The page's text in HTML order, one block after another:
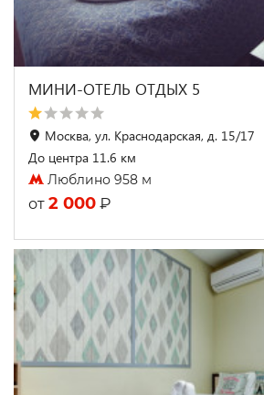
МИНИ-ОТЕЛЬ ОТДЫХ 5
Москва, ул. Краснодарская, д. 15/17
До центра 11.6 км
Люблино 958 м
от 2 000 ₽